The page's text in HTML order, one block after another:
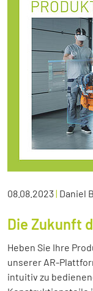
08.08.2023| Daniel
Die Zukunft
Heben Sie Ihre
unserer AR-
intuitiv zu